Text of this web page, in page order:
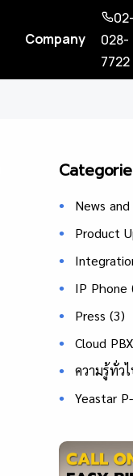
Company
02-
028-
7722
News
Product
IP Phone
Press (3)
Cloud PBX
ความรู้ทั่ว
Yeastar